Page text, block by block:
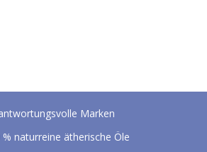
Marken
% naturreine ätherische Öle